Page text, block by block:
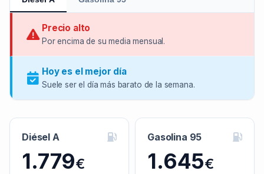
Precio alto
Por encima de su media mensual.
Hoy es el mejor día
Suele ser el día más barato de la semana.
Diésel A
1.779€
Gasolina 95
1.645€